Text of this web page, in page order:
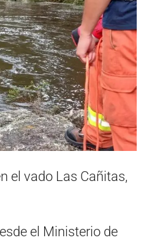
el vado Las Cañitas,
el Ministerio de